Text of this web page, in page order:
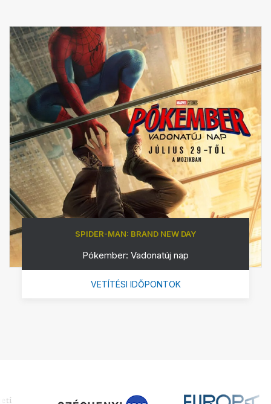
SPIDER-MAN: BRAND NEW DAY
Pókember: Vadonatúj nap
VETÍTÉSI IDŐPONTOK